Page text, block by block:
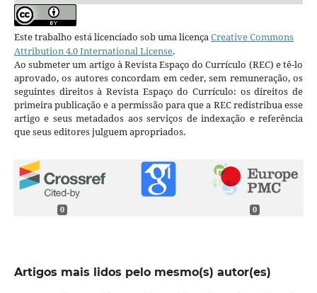
Este trabalho está licenciado sob uma licençaCreative Commons
Attribution 4.0 International License.
Ao submeter um artigo à Revista Espaço do Currículo (REC) e tê-lo
aprovado, os autores concordam em ceder, sem remuneração, os
seguintes direitos à Revista Espaço do Currículo: os direitos de
primeira publicação e a permissão para que a REC redistribua esse
artigo e seus metadados aos serviços de indexação e referência
que seus editores julguem apropriados.
0 0
Artigos mais lidos pelo mesmo(s) autor(es)